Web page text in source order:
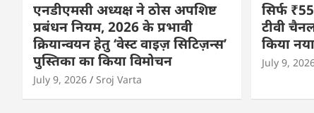
एनडीएमसी अध्यक्ष ने ठोस अपशिष्ट
प्रबंधन नियम, 2026 के प्रभावी
क्रियान्वयन हेतु ‘वेस्ट वाइज़ सिटिज़न्स’
पुस्तिका का किया विमोचन
July 9, 2026 Sroj Varta
सिर्फ
टीवी
किया
July 9,